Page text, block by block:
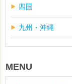
四国
九州・沖縄
MENU